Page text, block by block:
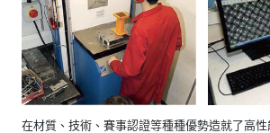
在材質、技術、賽事認證等種種優勢造就了高